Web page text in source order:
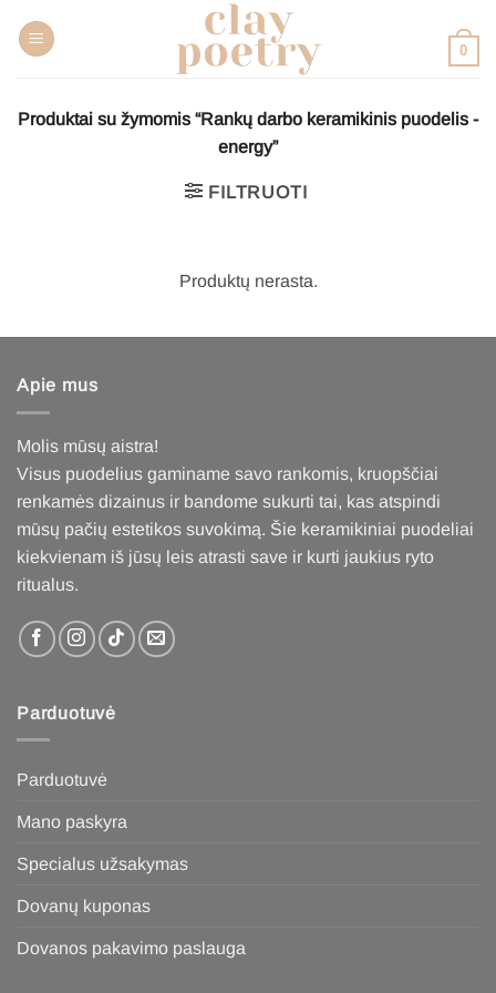
prie
0
Produktai su žymomis “Rankų darbo keramikinis puodelis -
energy”
FILTRUOTI
Produktų nerasta.
Apie mus
Molis mūsų aistra!
Visus puodelius gaminame savo rankomis, kruopščiai
renkamės dizainus ir bandome sukurti tai, kas atspindi
mūsų pačių estetikos suvokimą. Šie keramikiniai puodeliai
kiekvienam iš jūsų leis atrasti save ir kurti jaukius ryto
ritualus.
Parduotuvė
Parduotuvė
Mano paskyra
Specialus užsakymas
Dovanų kuponas
Dovanos pakavimo paslauga